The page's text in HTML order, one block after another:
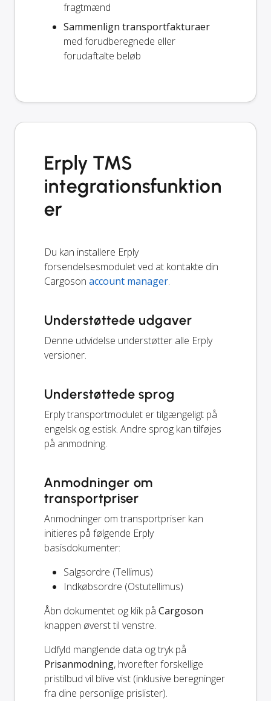
fragtmænd
Sammenlign transportfakturaer
med forudberegnede eller
forudaftalte beløb
Erply TMS
integrationsfunktion
er
Du kan installere Erply
forsendelsesmodulet ved at kontakte din
Cargoson account manager.
Understøttede udgaver
Denne udvidelse understøtter alle Erply
versioner.
Understøttede sprog
Erply transportmodulet er tilgængeligt på
engelsk og estisk. Andre sprog kan tilføjes
på anmodning.
Anmodninger om
transportpriser
Anmodninger om transportpriser kan
initieres på følgende Erply
basisdokumenter:
Salgsordre (Tellimus)
Indkøbsordre (Ostutellimus)
Åbn dokumentet og klik på Cargoson
knappen øverst til venstre.
Udfyld manglende data og tryk på
Prisanmodning, hvorefter forskellige
pristilbud vil blive vist (inklusive beregninger
fra dine personlige prislister).